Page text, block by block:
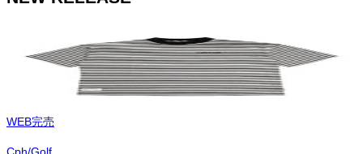
WEB完売
Cph/Golf